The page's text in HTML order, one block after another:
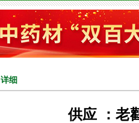
详细
供应 ：老